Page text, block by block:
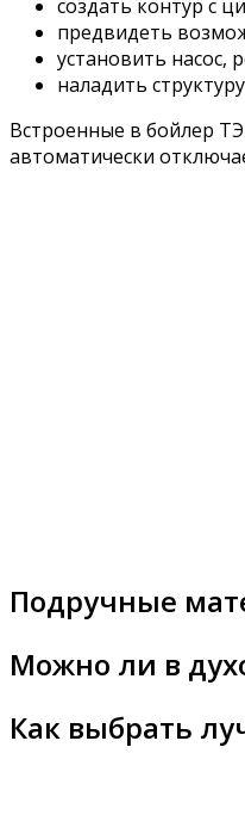
создать контур с
предвидеть
установить
наладить
Встроенные в бойлер
автоматически
Подручные
Можно ли в
Как выбрать